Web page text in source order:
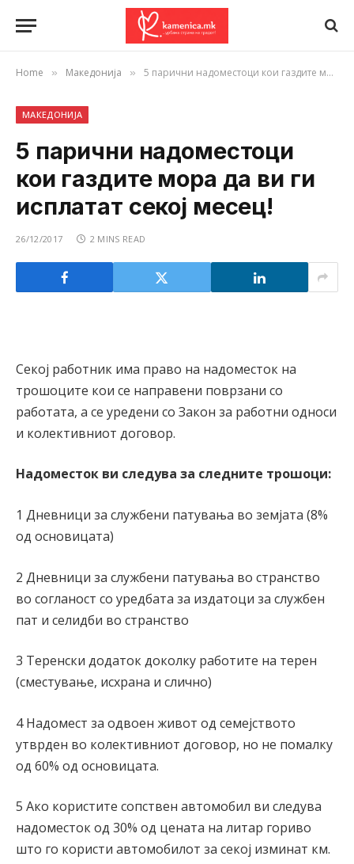
Home » Македонија » 5 парични надоместоци кои газдите мора да ви ги исплатат секој месец!
МАКЕДОНИЈА
5 парични надоместоци
кои газдите мора да ви ги
исплатат секој месец!
26/12/2017 2 MINS READ
Секој работник има право на надоместок на
трошоците кои се направени поврзани со
работата, а се уредени со Закон за работни односи
и колективниот договор.
Надоместок ви следува за следните трошоци:
1 Дневници за службени патувања во земјата (8%
од основицата)
2 Дневници за службени патувања во странство
во согланост со уредбата за издатоци за службен
пат и селидби во странство
3 Теренски додаток доколку работите на терен
(сместување, исхрана и слично)
4 Надомест за одвоен живот од семејството
утврден во колективниот договор, но не помалку
од 60% од основицата.
5 Ако користите сопствен автомобил ви следува
надоместок од 30% од цената на литар гориво
што го користи автомобилот за секој изминат км.